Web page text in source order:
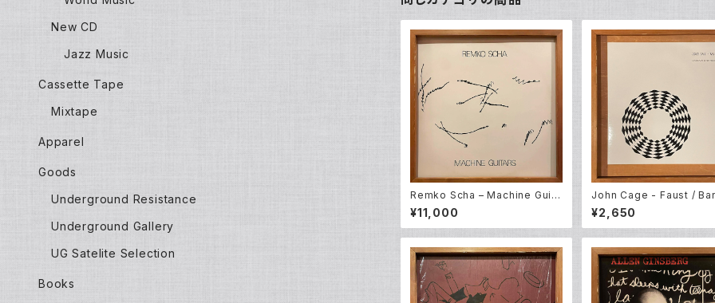
Remko Scha – Machine Guita
rs (LP)
¥11,000
John Cage - Faust /
Pain – Radio Music
¥2,650
New CD
Jazz Music
Cassette Tape
Mixtape
Apparel
Goods
Underground Resistance
Underground Gallery
UG Satelite Selection
Books